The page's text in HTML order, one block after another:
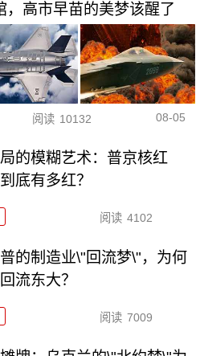
，高市早苗的美梦该醒了
阅读 10132 08-05
的模糊艺术：普京核红
底有多红？
阅读 4102
的制造业\"回流梦\"，为何
流东大？
阅读 7009